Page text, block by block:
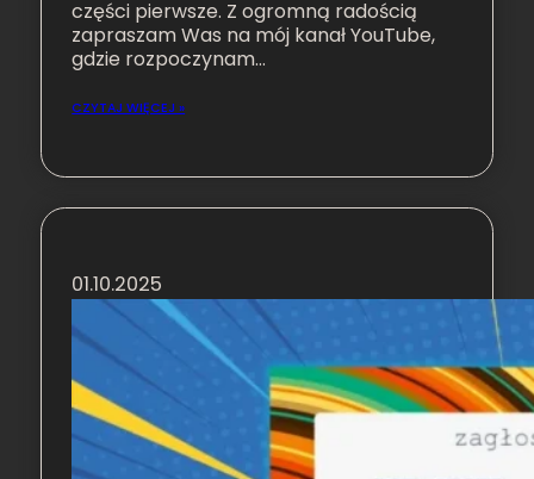
części pierwsze. Z ogromną radością
zapraszam Was na mój kanał YouTube,
gdzie rozpoczynam…
CZYTAJ WIĘCEJ »
01.10.2025